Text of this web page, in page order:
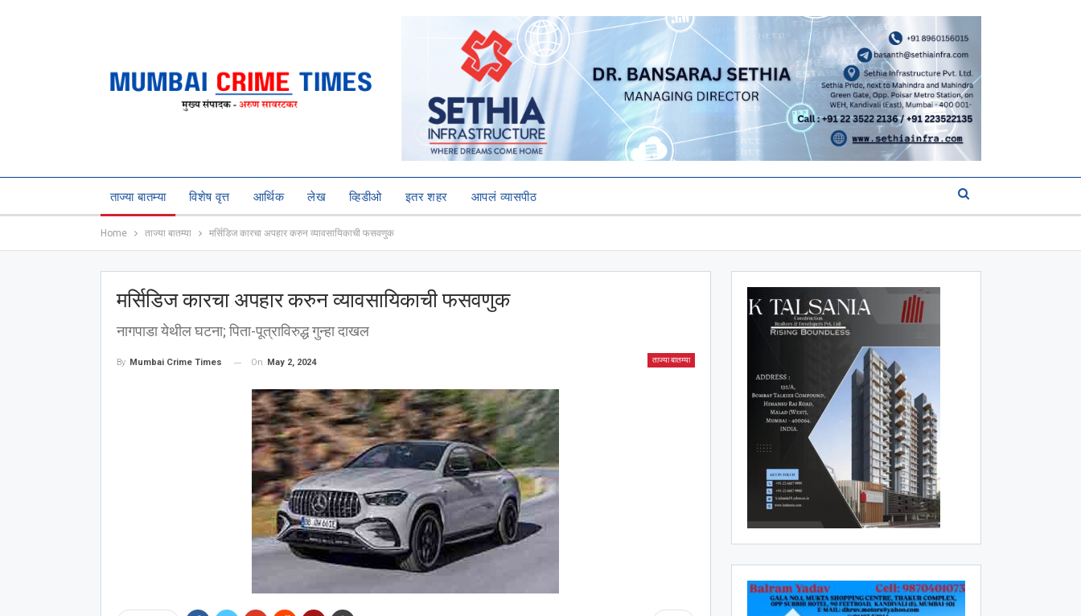
ताज्या बातम्या विशेष वृत्त आर्थिक लेख व्हिडीओ इतर शहर आपलं व्यासपीठ
Home ताज्या बातम्या मर्सिडिज कारचा अपहार करुन व्यावसायिकाची फसवणुक
मर्सिडिज कारचा अपहार करुन व्यावसायिकाची फसवणुक
नागपाडा येथील घटना; पिता-पूत्राविरुद्ध गुन्हा दाखल
ताज्या बातम्या
By Mumbai Crime Times On May 2, 2024